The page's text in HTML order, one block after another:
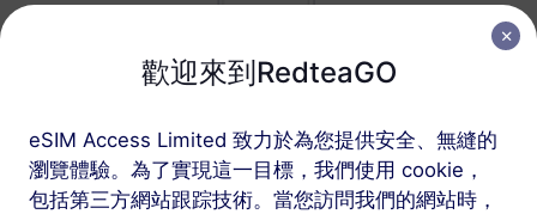
1
歡迎來到RedteaGO
eSIM Access Limited 致力於為您提供安全、無縫的
瀏覽體驗。為了實現這一目標，我們使用 cookie，
包括第三方網站跟踪技術。當您訪問我們的網站時，